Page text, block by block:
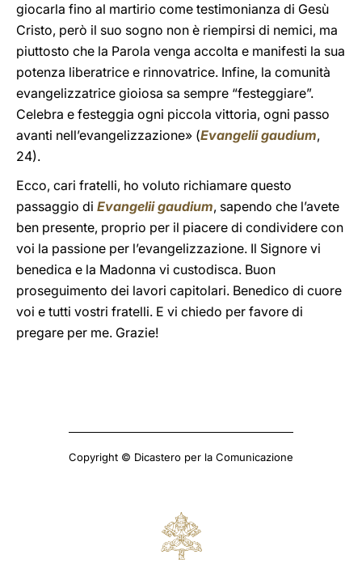
giocarla fino al martirio come testimonianza di Gesù
Cristo, però il suo sogno non è riempirsi di nemici, ma
piuttosto che la Parola venga accolta e manifesti la sua
potenza liberatrice e rinnovatrice. Infine, la comunità
evangelizzatrice gioiosa sa sempre “festeggiare”.
Celebra e festeggia ogni piccola vittoria, ogni passo
avanti nell’evangelizzazione» (Evangelii gaudium,
24).
Ecco, cari fratelli, ho voluto richiamare questo
passaggio di Evangelii gaudium, sapendo che l’avete
ben presente, proprio per il piacere di condividere con
voi la passione per l’evangelizzazione. Il Signore vi
benedica e la Madonna vi custodisca. Buon
proseguimento dei lavori capitolari. Benedico di cuore
voi e tutti vostri fratelli. E vi chiedo per favore di
pregare per me. Grazie!
Copyright © Dicastero per la Comunicazione